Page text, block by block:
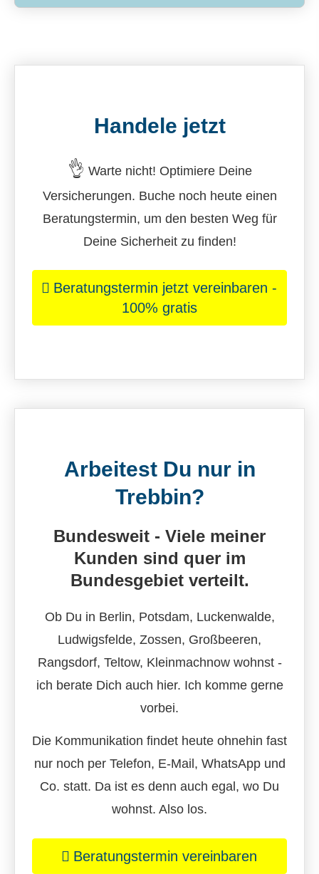
Handele jetzt
👌 Warte nicht! Optimiere Deine
Versicherungen. Buche noch heute einen
Beratungstermin, um den besten Weg für
Deine Sicherheit zu finden!
Beratungstermin jetzt vereinbaren -
100% gratis
Arbeitest Du nur in
Trebbin?
Bundesweit - Viele meiner
Kunden sind quer im
Bundesgebiet verteilt.
Ob Du in Berlin, Potsdam, Luckenwalde,
Ludwigsfelde, Zossen, Großbeeren,
Rangsdorf, Teltow, Kleinmachnow wohnst -
ich berate Dich auch hier. Ich komme gerne
vorbei.
Die Kommunikation findet heute ohnehin fast
nur noch per Telefon, E-Mail, WhatsApp und
Co. statt. Da ist es denn auch egal, wo Du
wohnst. Also los.
Beratungstermin vereinbaren